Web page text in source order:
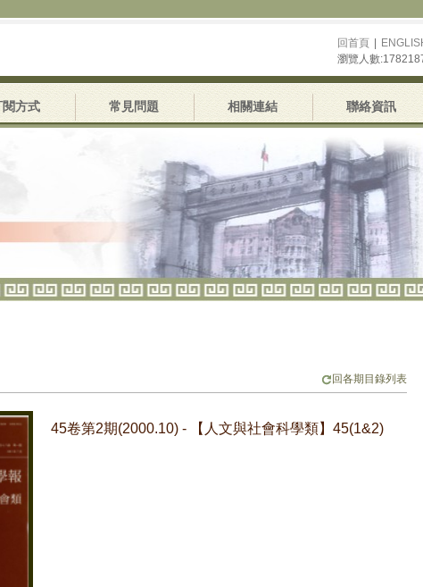
回首頁
瀏覽人數
閱方式 常見問題 相關連結 聯絡資訊
回各期目錄列表
45卷第2期(2000.10) - 【人文與社會科學類】45(1&2)